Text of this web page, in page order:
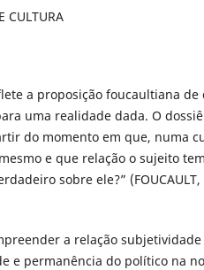
CULTURA
a proposição foucaultiana de
uma realidade dada. O
do momento em que, numa
e que relação o sujeito
sobre ele?” (FOUCAULT,
a relação subjetividade
e permanência do político na